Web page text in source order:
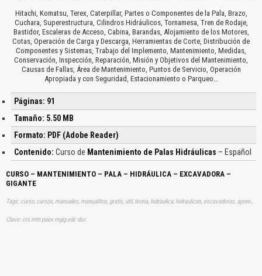
Hitachi, Komatsu, Terex, Caterpillar, Partes o Componentes de la Pala, Brazo,
Cuchara, Superestructura, Cilindros Hidráulicos, Tornamesa, Tren de Rodaje,
Bastidor, Escaleras de Acceso, Cabina, Barandas, Alojamiento de los Motores,
Cotas, Operación de Carga y Descarga, Herramientas de Corte, Distribución de
Componentes y Sistemas, Trabajo del Implemento, Mantenimiento, Medidas,
Conservación, Inspección, Reparación, Misión y Objetivos del Mantenimiento,
Causas de Fallas, Área de Mantenimiento, Puntos de Servicio, Operación
Apropiada y con Seguridad, Estacionamiento o Parqueo…
Páginas: 91
Tamaño: 5.50 MB
Formato: PDF (Adobe Reader)
Contenido: Curso de Mantenimiento de Palas Hidráulicas – Español
CURSO – MANTENIMIENTO – PALA – HIDRÁULICA – EXCAVADORA –
GIGANTE
Tags: curso, cursos, manuales, manualitos, gratis, util, teoria, hidraulica, hidraulicas, excavadoras, aprender, descargas
Clave: crs mtn paex mgig edc dsc